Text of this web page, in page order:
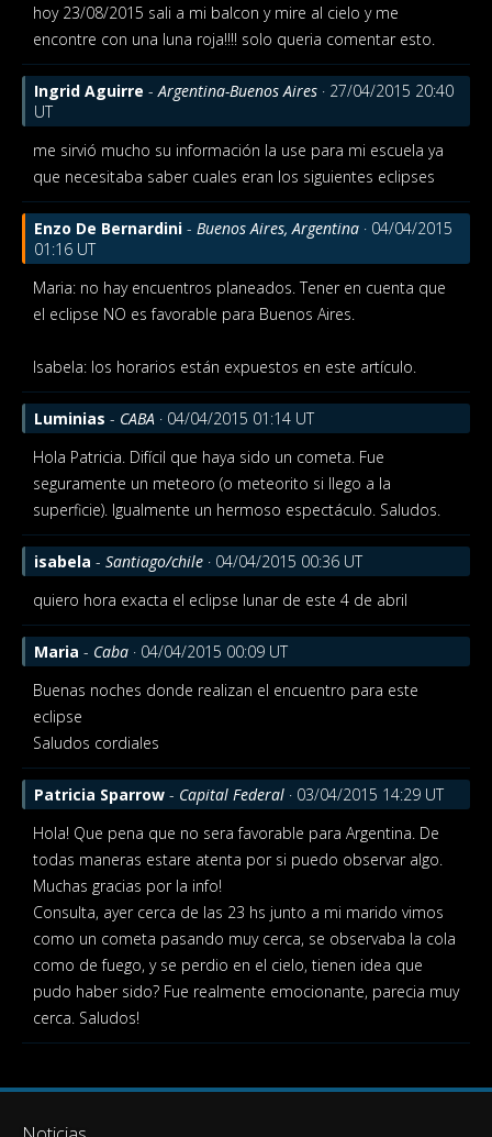
hoy 23/08/2015 sali a mi balcon y mire al cielo y me
encontre con una luna roja!!!! solo queria comentar esto.
Ingrid Aguirre -Argentina-Buenos Aires · 27/04/2015 20:40
UT
me sirvió mucho su información la use para mi escuela ya
que necesitaba saber cuales eran los siguientes eclipses
Enzo De Bernardini - Buenos Aires, Argentina · 04/04/2015
01:16 UT
Maria: no hay encuentros planeados. Tener en cuenta que
el eclipse NO es favorable para Buenos Aires.
Isabela: los horarios están expuestos en este artículo.
Luminias - CABA · 04/04/2015 01:14 UT
Hola Patricia. Difícil que haya sido un cometa. Fue
seguramente un meteoro (o meteorito si llego a la
superficie). Igualmente un hermoso espectáculo. Saludos.
isabela - Santiago/chile · 04/04/2015 00:36 UT
quiero hora exacta el eclipse lunar de este 4 de abril
Maria - Caba · 04/04/2015 00:09 UT
Buenas noches donde realizan el encuentro para este
eclipse
Saludos cordiales
Patricia Sparrow - Capital Federal · 03/04/2015 14:29 UT
Hola! Que pena que no sera favorable para Argentina. De
todas maneras estare atenta por si puedo observar algo.
Muchas gracias por la info!
Consulta, ayer cerca de las 23 hs junto a mi marido vimos
como un cometa pasando muy cerca, se observaba la cola
como de fuego, y se perdio en el cielo, tienen idea que
pudo haber sido? Fue realmente emocionante, parecia muy
cerca. Saludos!